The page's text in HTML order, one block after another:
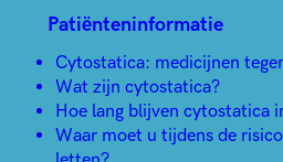
Patiënteninformatie
Cytostatica: medicijnen
Wat zijn cytostatica?
Hoe lang blijven cytostatica
Waar moet u tijdens de